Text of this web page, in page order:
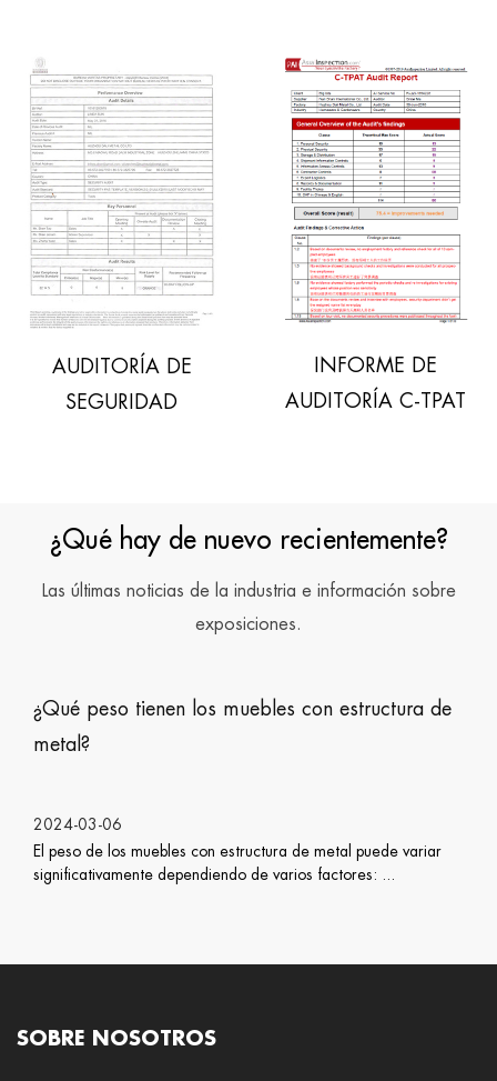
DE
INFORME DE
AUDITORÍA C-TPAT
¿Qué hay de nuevo recientemente?
Las últimas noticias de la industria e información sobre
exposiciones.
tienen los muebles con estructura de
muebles con estructura de metal puede variar
dependiendo de varios factores: ...
¿Cómo
SOBRE NOSOTROS